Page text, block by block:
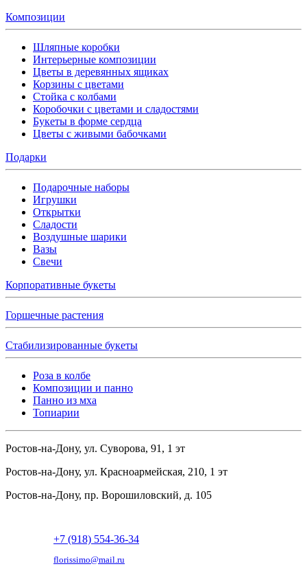
Композиции
Шляпные коробки
Интерьерные композиции
Цветы в деревянных ящиках
Корзины с цветами
Стойка с колбами
Коробочки с цветами и сладостями
Букеты в форме сердца
Цветы с живыми бабочками
Подарки
Подарочные наборы
Игрушки
Открытки
Сладости
Воздушные шарики
Вазы
Свечи
Корпоративные букеты
Горшечные растения
Стабилизированные букеты
Роза в колбе
Композиции и панно
Панно из мха
Топиарии
Ростов-на-Дону, ул. Суворова, 91, 1 эт
Ростов-на-Дону, ул. Красноармейская, 210, 1 эт
Ростов-на-Дону, пр. Ворошиловский, д. 105
+7 (918) 554-36-34
florissimo@mail.ru